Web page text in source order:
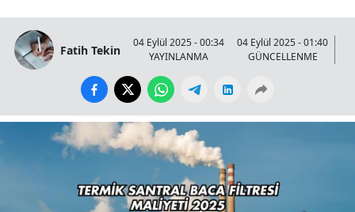
Fatih Tekin
04 Eylül 2025 - 00:34
YAYINLANMA
04 Eylül 2025 - 01:40
GÜNCELLENME